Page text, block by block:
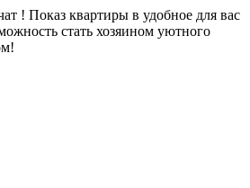
! Показ квартиры в удобное для вас
стать хозяином уютного